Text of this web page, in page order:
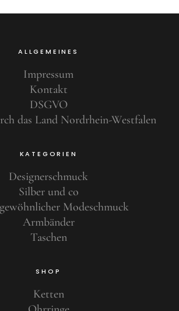
ALLGEMEINES
Impressum
Kontakt
DSGVO
das Land Nordrhein-Westfalen
KATEGORIEN
Designerschmuck
Silber und co
Modeschmuck
Armbänder
Taschen
SHOP
Ketten